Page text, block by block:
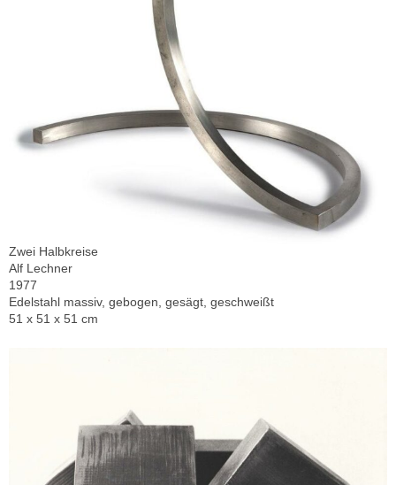
Zwei Halbkreise
Alf Lechner
1977
Edelstahl massiv, gebogen, gesägt, geschweißt
51 x 51 x 51 cm